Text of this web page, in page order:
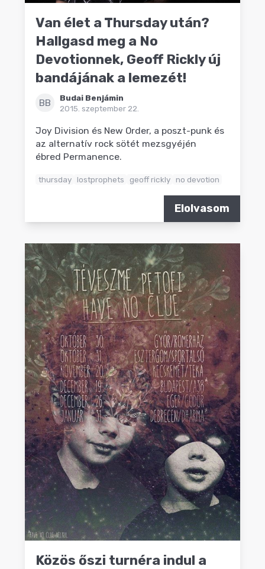
Van élet a Thursday után?
Hallgasd meg a No
Devotionnek, Geoff Rickly új
bandájának a lemezét!
BB
Budai Benjámin
2015. szeptember 22.
Joy Division és New Order, a poszt-punk és
az alternatív rock sötét mezsgyéjén
ébred Permanence.
thursday lostprophets geoff rickly no devotion
Elolvasom
Közös őszi turnéra indul a